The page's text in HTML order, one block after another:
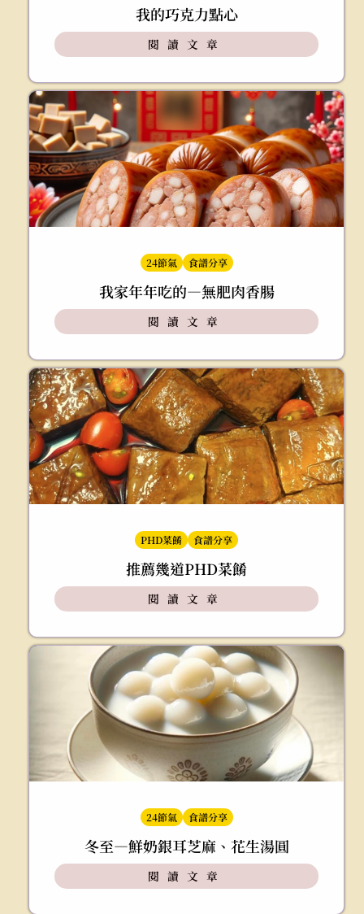
我的巧克力點心
閱讀文章
24節氣 食譜分享
我家年年吃的—無肥肉香腸
閱讀文章
PHD菜餚 食譜分享
推薦幾道PHD菜餚
閱讀文章
24節氣 食譜分享
冬至—鮮奶銀耳芝麻、花生湯圓
閱讀文章